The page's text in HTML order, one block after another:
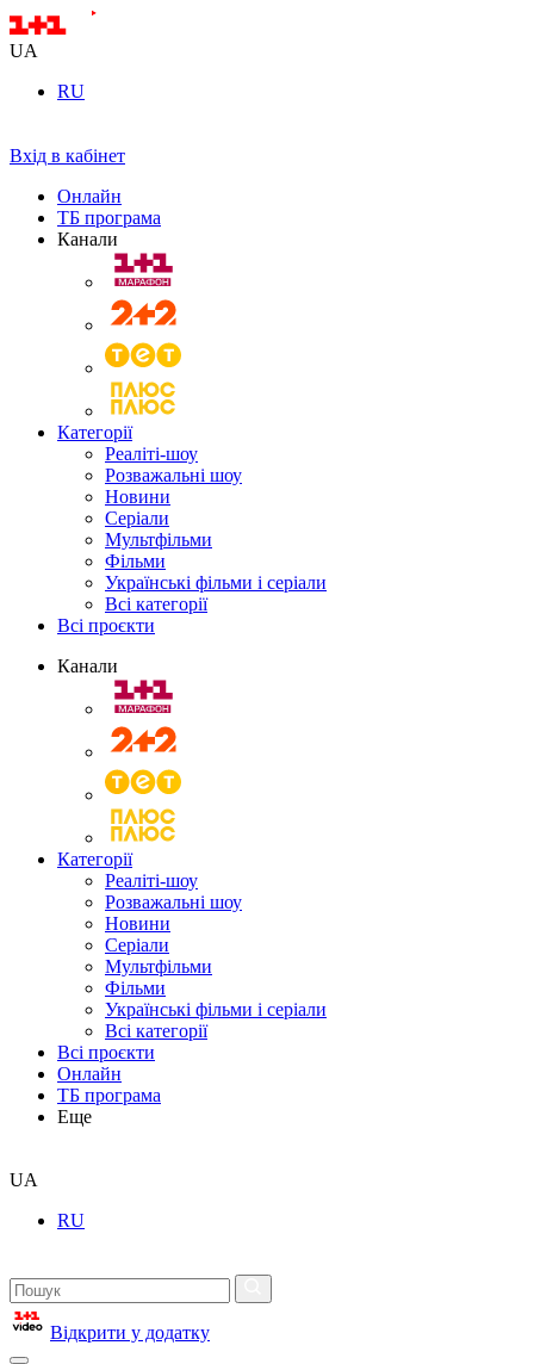
UA
RU
Вхід в кабінет
Онлайн
ТБ програма
Канали
Категорії
Реаліті-шоу
Розважальні шоу
Новини
Серіали
Мультфільми
Фільми
Українські фільми і серіали
Всі категорії
Всі проєкти
Канали
Категорії
Реаліті-шоу
Розважальні шоу
Новини
Серіали
Мультфільми
Фільми
Українські фільми і серіали
Всі категорії
Всі проєкти
Онлайн
ТБ програма
Еще
UA
RU
Відкрити у додатку